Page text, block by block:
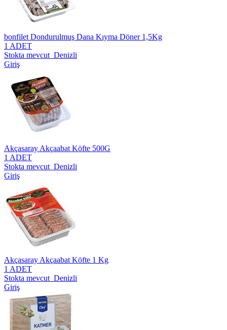
bonfilet Dondurulmuş Dana Kıyma Döner 1,5Kg
1 ADET
Stokta mevcut Denizli
Giriş
Akçasaray Akçaabat Köfte 500G
1 ADET
Stokta mevcut Denizli
Giriş
Akçasaray Akçaabat Köfte 1 Kg
1 ADET
Stokta mevcut Denizli
Giriş